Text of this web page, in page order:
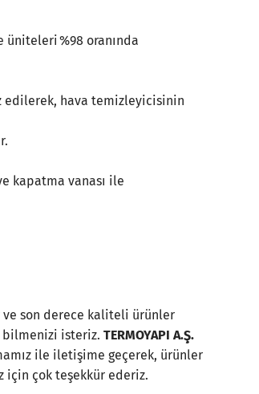
üniteleri %98 oranında
edilerek, hava temizleyicisinin
kapatma vanası ile
son derece kaliteli ürünler
bilmenizi isteriz. TERMOYAPI A.Ş.
ile iletişime geçerek, ürünler
çok teşekkür ederiz.